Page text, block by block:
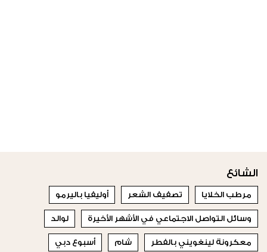
الشائع
مرطب الخلايا تصفيف الشعر أوليفيا باليرمو
وسائل التواصل الاجتماعي في الأشهر الأخيرة لوالد
معكرونة لينغويني بالفطر شام أسبوع دبي